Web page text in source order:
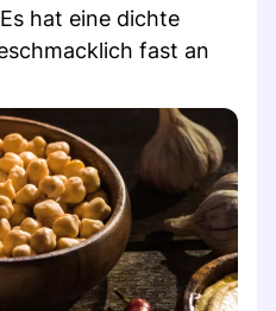
hat eine dichte
fast an